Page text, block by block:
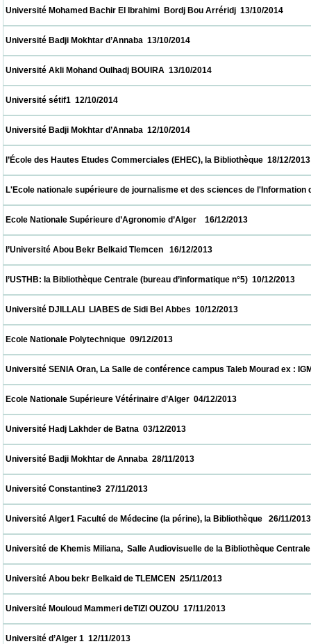
Université Mohamed Bachir El Ibrahimi  Bordj Bou Arréridj  13/
Université Badji Mokhtar d’Annaba  13/10/2014
Université Akli Mohand Oulhadj BOUIRA  13/10/2014
Université sétif1  12/10/2014
Université Badji Mokhtar d’Annaba  12/10/2014
l’École des Hautes Etudes Commerciales (EHEC), la
L'Ecole nationale supérieure de journalisme et des sciences de
Ecole Nationale Supérieure d’Agronomie d’Alger    16/12/2013
l’Université Abou Bekr Belkaid Tlemcen   16/12/2013
l’USTHB: la Bibliothèque Centrale (bureau d’informatique n°5)
Université DJILLALI  LIABES de Sidi Bel Abbes  10/12/2013
Ecole Nationale Polytechnique  09/12/2013
Université SENIA Oran, La Salle de conférence campus Taleb
Ecole Nationale Supérieure Vétérinaire d’Alger  04/12/2013
Université Hadj Lakhder de Batna  03/12/2013
Université Badji Mokhtar de Annaba  28/11/2013
Université Constantine3  27/11/2013
Université Alger1 Faculté de Médecine (la périne), la
Université de Khemis Miliana,  Salle Audiovisuelle de la
Université Abou bekr Belkaid de TLEMCEN  25/11/2013
Université Mouloud Mammeri deTIZI OUZOU  17/11/2013
Université d’Alger 1  12/11/2013